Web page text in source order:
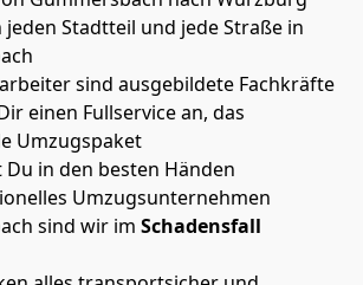
Stadtteil und jede Straße in
sind ausgebildete Fachkräfte
einen Fullservice an, das
Umzugspaket
Du in den besten Händen
Umzugsunternehmen
sind wir im Schadensfall